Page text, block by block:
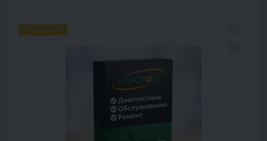
Популярный